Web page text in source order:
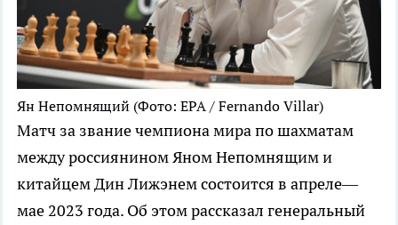
Ян Непомнящий (Фото: EPA / Fernando Villar)
Матч за звание чемпиона мира по шахматам
между россиянином Яном Непомнящим и
китайцем Дин Лижэнем состоится в апреле—
мае 2023 года. Об этом рассказал генеральный